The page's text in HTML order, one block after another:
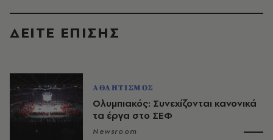
ΔΕΙΤΕ ΕΠΙΣΗΣ
ΑΘΛΗΤΙΣΜΟΣ
Ολυμπιακός: Συνεχίζονται κανονικά
τα έργα στο ΣΕΦ
Newsroom